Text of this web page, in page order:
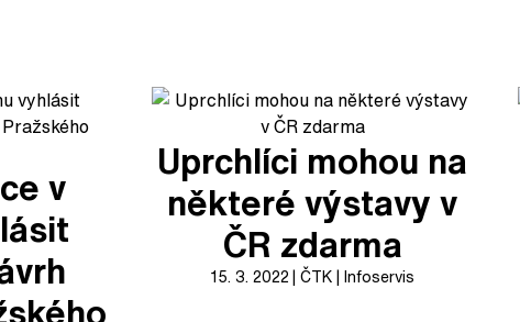
v
Uprchlíci mohou na
některé výstavy v
ČR zdarma
15. 3. 2022 ČTK Infoservis